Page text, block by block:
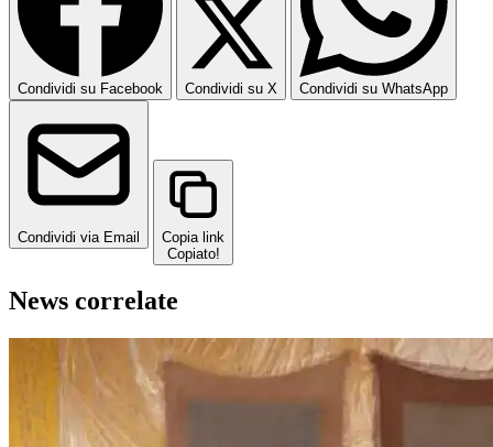
Condividi su Facebook Condividi su X Condividi su WhatsApp
Condividi via Email
Copia link
Copiato!
News correlate